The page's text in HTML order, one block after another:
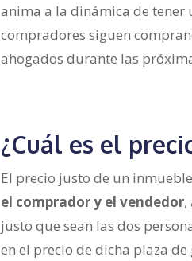
anima a la dinámica de tener
compradores siguen
ahogados durante las
¿Cuál es el
El precio justo de un
el comprador y el vendedor,
justo que sean las dos
en el precio de dicha plaza